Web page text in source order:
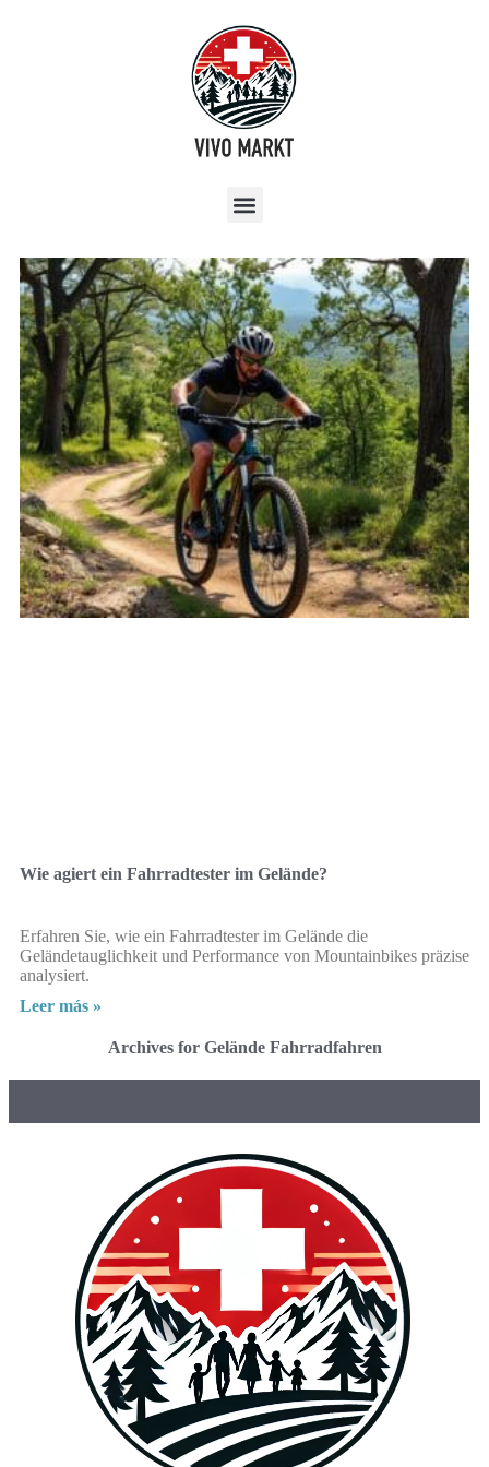
Wie agiert ein Fahrradtester im Gelände?
Erfahren Sie, wie ein Fahrradtester im Gelände die
Geländetauglichkeit und Performance von Mountainbikes präzise
analysiert.
Leer más »
Archives for Gelände Fahrradfahren